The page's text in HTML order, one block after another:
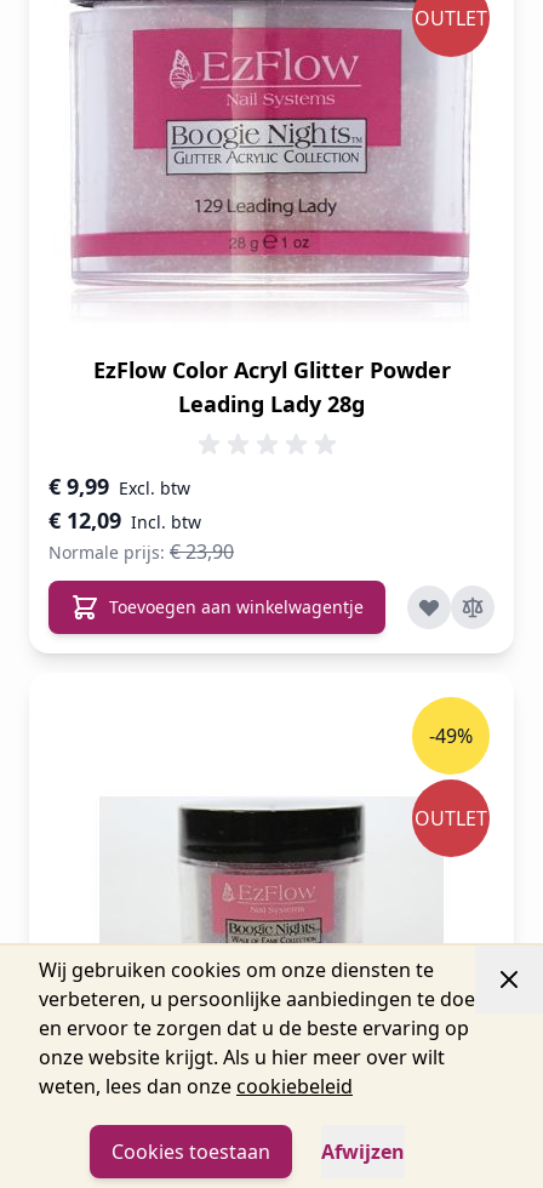
Wij gebruiken cookies om onze diensten te
verbeteren, u persoonlijke aanbiedingen te doen
en ervoor te zorgen dat u de beste ervaring op
onze website krijgt. Als u hier meer over wilt
weten, lees dan onzecookiebeleid
Cookies toestaan Afwijzen
EzFlow Color Acryl Glitter Powder
Leading Lady 28g
Speciale prijs
€ 12,09
€ 9,99
Normale prijs: € 23,90
OUTLET
Toevoegen aan winkelwagentje
EzFlow Color Acryl Glitter Powder Satin
-49%
OUTLET